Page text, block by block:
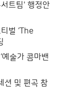
트팀' 행정안
벌 ‘The
술가 콤마밴
션 및 편곡 참